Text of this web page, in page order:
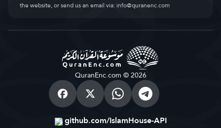
the website, or send us an email via:info@quranenc.com
QuranEnc.com © 2026
github.com/IslamHouse-API